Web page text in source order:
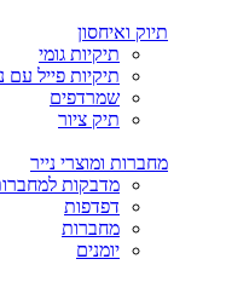
תיוק ואיחסון
תיקיות גומי
תיקיות פייל עם
שמרדפים
תיק ציור
מחברות ומוצרי נייר
מדבקות
דפדפות
מחברות
יומנים